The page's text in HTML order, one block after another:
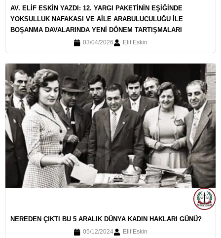
AV. ELİF ESKİN YAZDI: 12. YARGI PAKETİNİN EŞİĞİNDE
YOKSULLUK NAFAKASI VE AİLE ARABULUCULUĞU İLE
BOŞANMA DAVALARINDA YENİ DÖNEM TARTIŞMALARI
03/04/2026 Elif Eskin
NEREDEN ÇIKTI BU 5 ARALIK DÜNYA KADIN HAKLARI GÜNÜ?
05/12/2024 Elif Eskin